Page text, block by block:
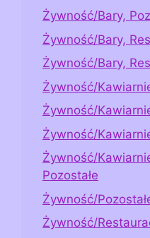
Żywność/Bary,
Żywność/Bary,
Żywność/Bary,
Żywność/
Żywność/
Żywność/
Żywność/
Pozostałe
Żywność/
Żywność/